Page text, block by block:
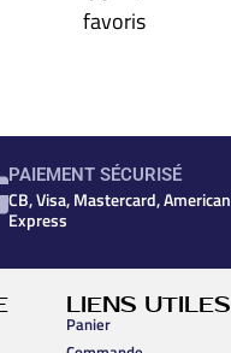
favoris
PAIEMENT SÉCURISÉ
CB, Visa, Mastercard, American
Express
LIENS UTILES
Panier